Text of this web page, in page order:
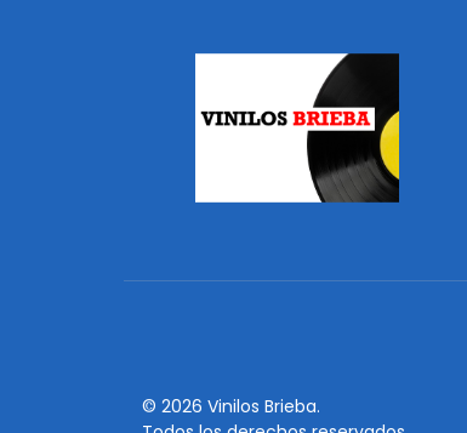
© 2026 Vinilos Brieba.